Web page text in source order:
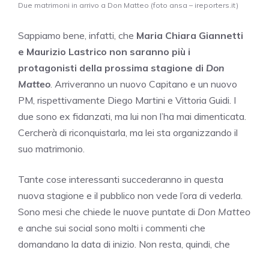
Due matrimoni in arrivo a Don Matteo (foto ansa – ireporters.it)
Sappiamo bene, infatti, che Maria Chiara Giannetti
e Maurizio Lastrico non saranno più i
protagonisti della prossima stagione di Don
Matteo . Arriveranno un nuovo Capitano e un nuovo
PM, rispettivamente Diego Martini e Vittoria Guidi. I
due sono ex fidanzati, ma lui non l’ha mai dimenticata.
Cercherà di riconquistarla, ma lei sta organizzando il
suo matrimonio.
Tante cose interessanti succederanno in questa
nuova stagione e il pubblico non vede l’ora di vederla.
Sono mesi che chiede le nuove puntate di Don Matteo
e anche sui social sono molti i commenti che
domandano la data di inizio. Non resta, quindi, che